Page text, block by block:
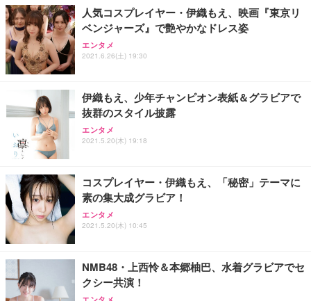
人気コスプレイヤー・伊織もえ、映画『東京リ
ベンジャーズ』で艶やかなドレス姿
エンタメ
2021.6.26(土) 19:30
伊織もえ、少年チャンピオン表紙＆グラビアで
抜群のスタイル披露
エンタメ
2021.5.20(木) 19:18
コスプレイヤー・伊織もえ、「秘密」テーマに
素の集大成グラビア！
エンタメ
2021.5.20(木) 10:45
NMB48・上西怜＆本郷柚巴、水着グラビアでセ
クシー共演！